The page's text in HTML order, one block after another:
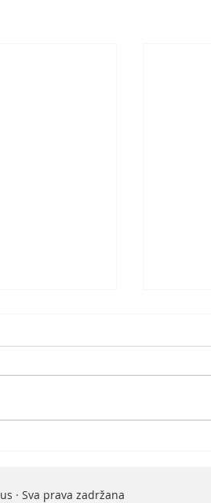
· Sva prava zadržana